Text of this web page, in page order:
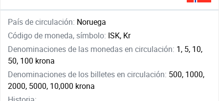
País de circulación: Noruega
Código de moneda, símbolo: ISK, Kr
Denominaciones de las monedas en circulación: 1, 5, 10,
50, 100 krona
Denominaciones de los billetes en circulación: 500, 1000,
2000, 5000, 10,000 krona